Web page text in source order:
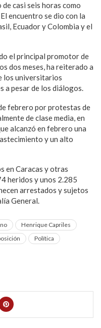
casi seis horas como
encuentro se dio con la
Ecuador y Colombia y el
el principal promotor de
dos meses, ha reiterado a
los universitarios
a pesar de los diálogos.
febrero por protestas de
de clase media, en
alcanzó en febrero una
y un alto
en Caracas y otras
heridos y unos 2.285
arrestados y sujetos
General.
Henrique Capriles
Política